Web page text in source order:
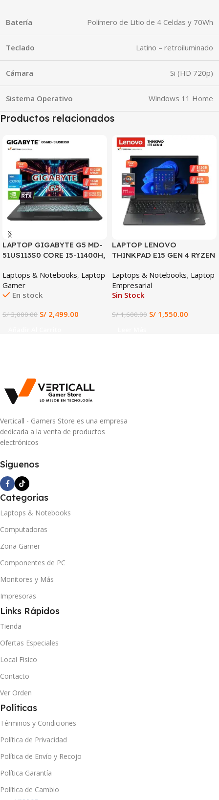
Batería Polímero de Litio de 4 Celdas y 70Wh
Teclado Latino – retroiluminado
Cámara Si (HD 720p)
Sistema Operativo Windows 11 Home
Productos relacionados
SALE
LAPTOP GIGABYTE G5 MD-
51US113S0 CORE I5-11400H,
DDR4, 512GB SSD, 15.6″ FHD
144HZ
Laptops & Notebooks, Laptop
Gamer
En stock
S/3,000.00 S/ 2,499.00
SALE
LAPTOP LENOVO
THINKPAD E15 GEN 4 RYZEN
SSD, 15.6″ FHD
Laptops & Notebooks, Laptop
Empresarial
Sin Stock
S/1,600.00 S/ 1,550.00
Verticall - Gamers Store es una empresa
dedicada a la venta de productos
electrónicos
Siguenos
Categorias
Laptops & Notebooks
Computadoras
Zona Gamer
Componentes de PC
Monitores y Más
Impresoras
Links Rápidos
Tienda
Ofertas Especiales
Local Fisico
Contacto
Ver Orden
Políticas
Términos y Condiciones
Política de Privacidad
Política de Envío y Recojo
Política Garantía
Política de Cambio